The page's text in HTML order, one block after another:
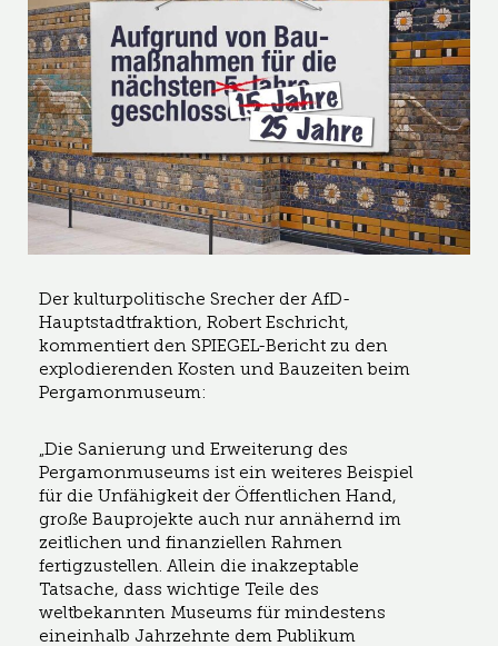
Der kulturpolitische Srecher der AfD-
Hauptstadtfraktion, Robert Eschricht,
kommentiert den SPIEGEL-Bericht zu den
explodierenden Kosten und Bauzeiten beim
Pergamonmuseum:
„Die Sanierung und Erweiterung des
Pergamonmuseums ist ein weiteres Beispiel
für die Unfähigkeit der Öffentlichen Hand,
große Bauprojekte auch nur annähernd im
zeitlichen und finanziellen Rahmen
fertigzustellen. Allein die inakzeptable
Tatsache, dass wichtige Teile des
weltbekannten Museums für mindestens
eineinhalb Jahrzehnte dem Publikum